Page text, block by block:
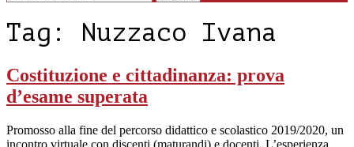
Tag: Nuzzaco Ivana
Costituzione e cittadinanza: prova
d’esame superata
Promosso alla fine del percorso didattico e scolastico 2019/2020, un
incontro virtuale con discenti (maturandi) e docenti. L’esperienza